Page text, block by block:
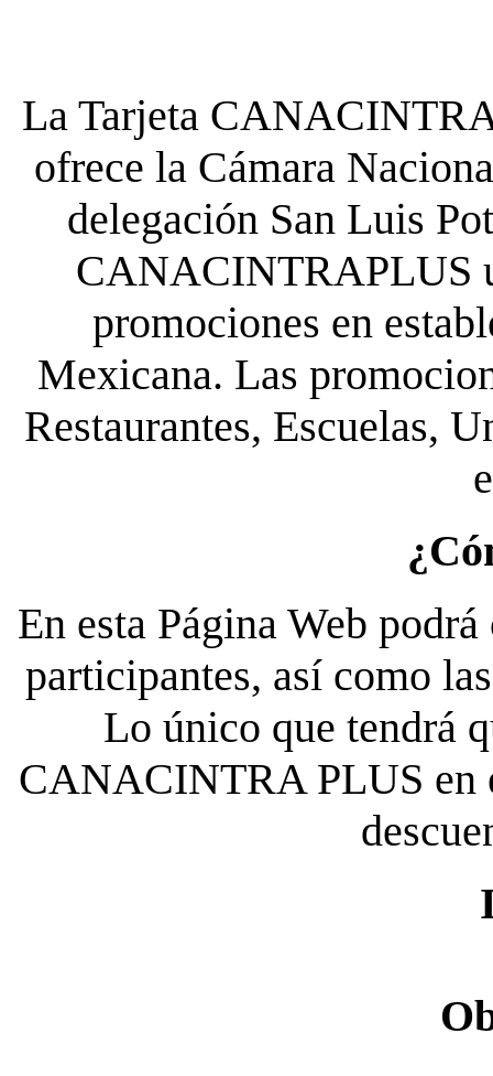
La Tarjeta
ofrece la Cámara
delegación San Luis
CANACINTRAPLUS
promociones en
Mexicana. Las
Restaurantes, Escuelas,
En esta Página Web
participantes, así como
Lo único que tendrá
CANACINTRA PLUS en